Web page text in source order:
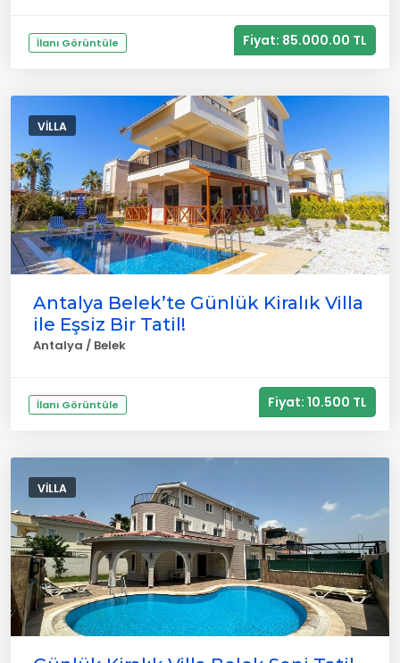
İlanı Görüntüle Fiyat: 85.000.00 TL
VILLA
Antalya Belek’te Günlük Kiralık Villa
ile Eşsiz Bir Tatil!
Antalya / Belek
İlanı Görüntüle Fiyat: 10.500 TL
VILLA